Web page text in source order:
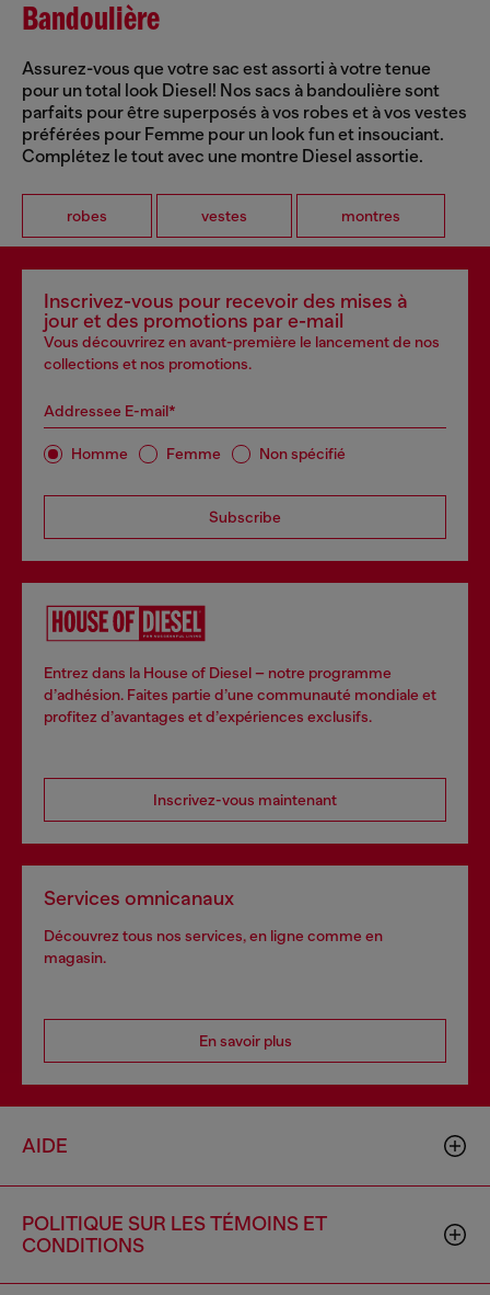
Bandoulière
Assurez-vous que votre sac est assorti à votre tenue
pour un total look Diesel! Nos sacs à bandoulière sont
parfaits pour être superposés à vos robes et à vos vestes
préférées pour Femme pour un look fun et insouciant.
Complétez le tout avec une montre Diesel assortie.
robes vestes montres
Inscrivez-vous pour recevoir des mises à
jour et des promotions par e-mail
Vous découvrirez en avant-première le lancement de nos
collections et nos promotions.
Addressee E-mail*
Homme Femme Non spécifié
Subscribe
Entrez dans la House of Diesel – notre programme
d’adhésion. Faites partie d’une communauté mondiale et
profitez d’avantages et d’expériences exclusifs.
Inscrivez-vous maintenant
Services omnicanaux
Découvrez tous nos services, en ligne comme en
magasin.
En savoir plus
AIDE
POLITIQUE SUR LES TÉMOINS ET
CONDITIONS